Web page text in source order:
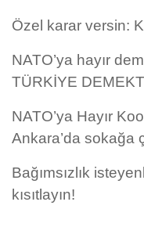
Özel karar versin:
NATO’ya hayır
TÜRKİYE
NATO’ya Hayır
Ankara’da sokağa
Bağımsızlık
kısıtlayın!